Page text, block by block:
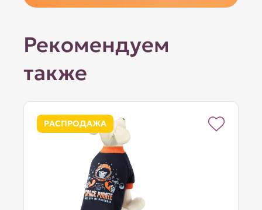
Рекомендуем
также
РАСПРОДАЖА